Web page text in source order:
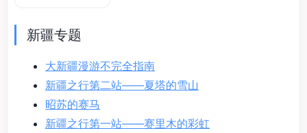
新疆专题
大新疆漫游不完全指南
新疆之行第二站——夏塔的雪山
昭苏的赛马
新疆之行第一站——赛里木的彩虹